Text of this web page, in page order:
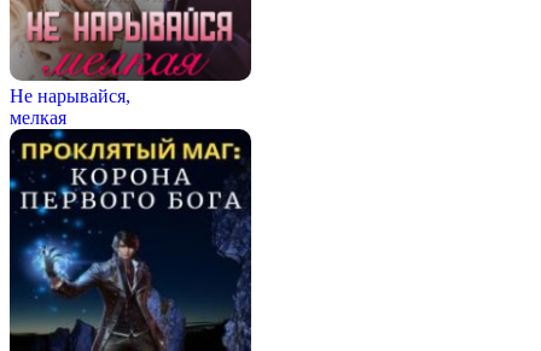
Не нарывайся,
мелкая